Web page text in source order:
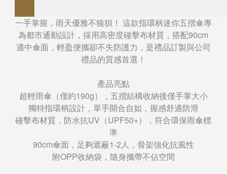
一手掌握，雨天優雅不狼狽！ 這款指環柄迷你五摺傘專
為都市通勤設計，採用高密度碰擊布材質，搭配90cm
適中傘面，輕盈便攜卻不失防護力，是禮品訂製與公司
禮品的質感首選！
產品亮點
超輕雨傘（僅約190g），五摺結構收納後僅手掌大小
獨特指環柄設計，單手開合自如，握感舒適防滑
碰擊布材質，防水抗UV（UPF50+），符合環保雨傘標
準
90cm傘面，足夠遮蔽1-2人，骨架強化抗風性
附OPP收納袋，隨身攜帶不佔空間